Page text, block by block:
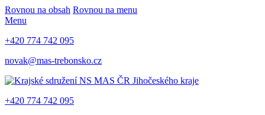
Rovnou na obsah Rovnou na menu
Menu
+420 774 742 095
novak@mas-trebonsko.cz
+420 774 742 095